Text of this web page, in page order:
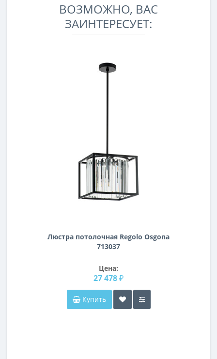
ВОЗМОЖНО, ВАС
ЗАИНТЕРЕСУЕТ:
Люстра потолочная Regolo Osgona
713037
Цена:
27 478 ₽
Купить